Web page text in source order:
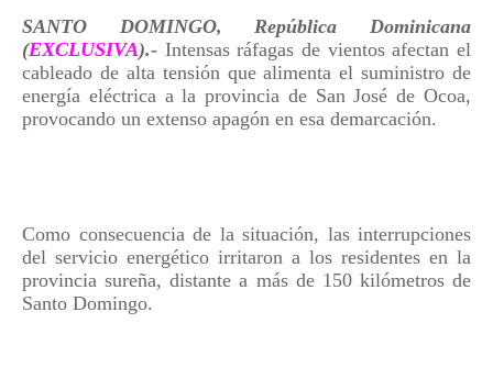
SANTO DOMINGO, República Dominicana
(EXCLUSIVA).- Intensas ráfagas de vientos afectan el
cableado de alta tensión que alimenta el suministro de
energía eléctrica a la provincia de San José de Ocoa,
provocando un extenso apagón en esa demarcación.
Como consecuencia de la situación, las interrupciones
del servicio energético irritaron a los residentes en la
provincia sureña, distante a más de 150 kilómetros de
Santo Domingo.